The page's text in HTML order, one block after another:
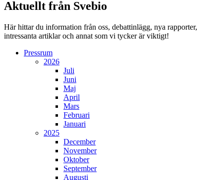
Aktuellt från Svebio
Här hittar du information från oss, debattinlägg, nya rapporter,
intressanta artiklar och annat som vi tycker är viktigt!
Pressrum
2026
Juli
Juni
Maj
April
Mars
Februari
Januari
2025
December
November
Oktober
September
Augusti